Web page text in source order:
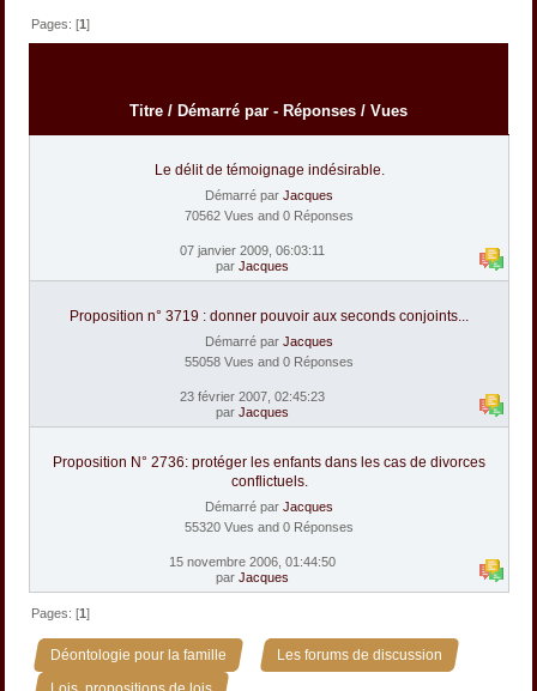
Pages: [1]
Titre / Démarré par - Réponses / Vues
Le délit de témoignage indésirable.
Démarré par Jacques
70562 Vues and 0 Réponses
07 janvier 2009, 06:03:11
par Jacques
Proposition n° 3719 : donner pouvoir aux seconds conjoints...
Démarré par Jacques
55058 Vues and 0 Réponses
23 février 2007, 02:45:23
par Jacques
Proposition N° 2736: protéger les enfants dans les cas de divorces
conflictuels.
Démarré par Jacques
55320 Vues and 0 Réponses
15 novembre 2006, 01:44:50
par Jacques
Pages: [1]
Déontologie pour la famille » Les forums de discussion »